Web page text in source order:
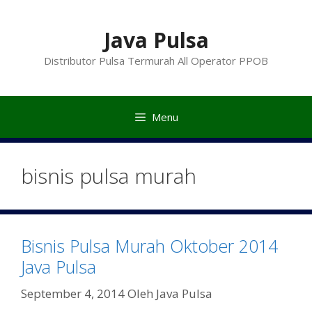
Java Pulsa
Distributor Pulsa Termurah All Operator PPOB
Menu
bisnis pulsa murah
Bisnis Pulsa Murah Oktober 2014
Java Pulsa
September 4, 2014Oleh Java Pulsa